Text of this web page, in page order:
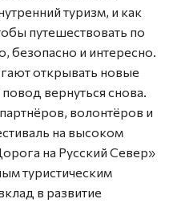
туризм, и как
путешествовать по
и интересно.
открывать новые
вернуться снова.
волонтёров и
на высоком
на Русский Север»
туристическим
в развитие